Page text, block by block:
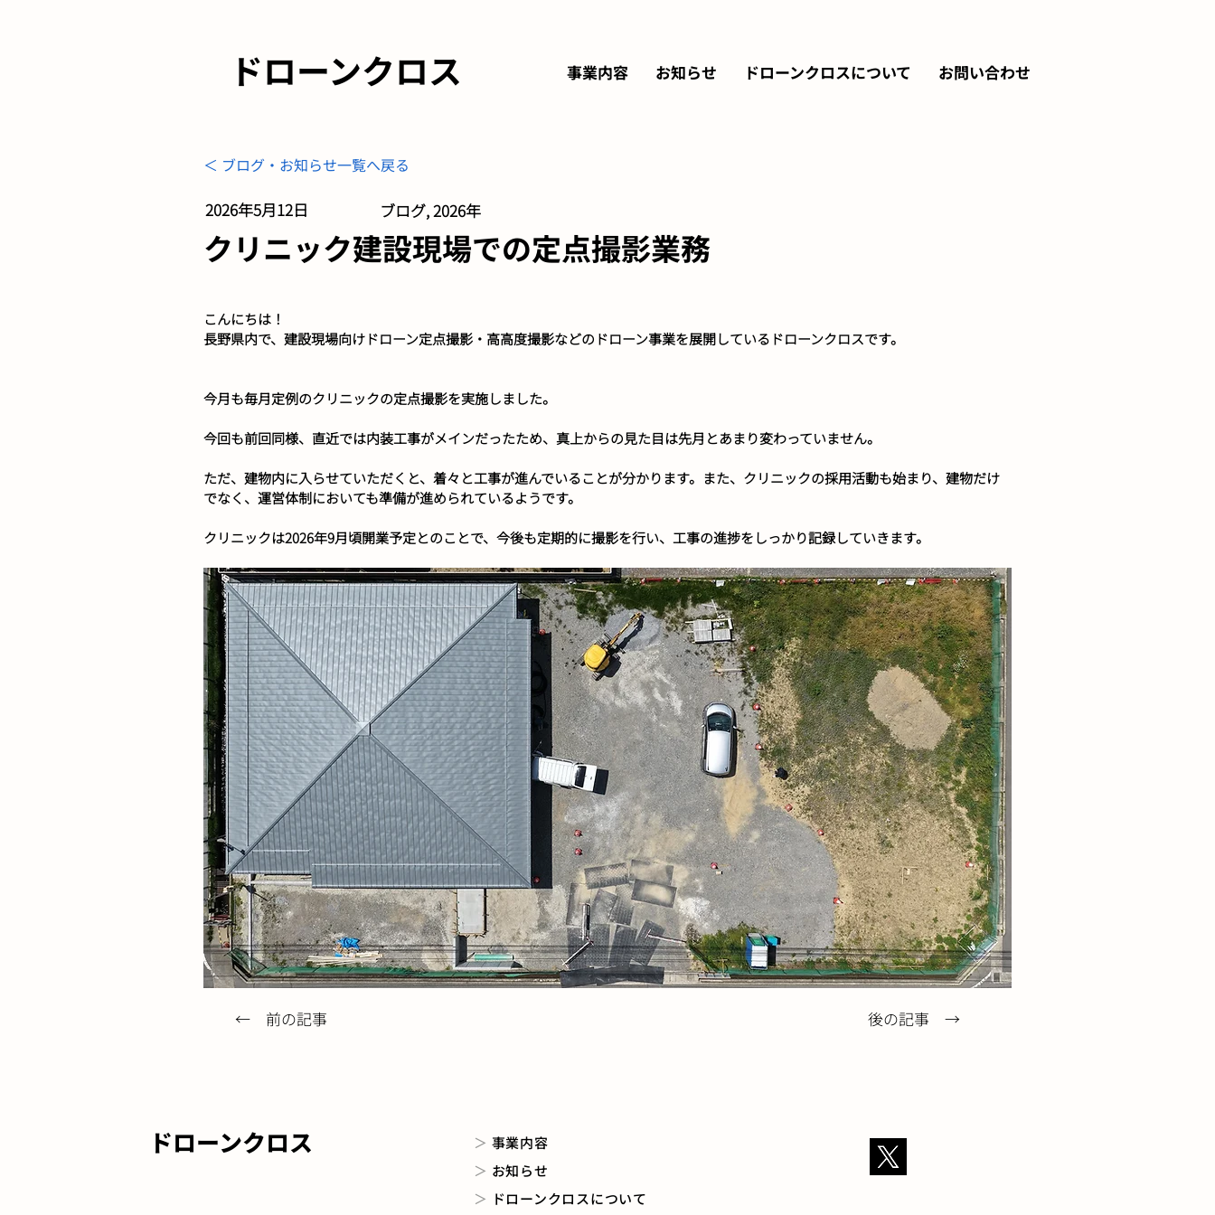
ドローンクロス 事業内容 お知らせ ドローンクロスについて お問い合わせ
＜ ブログ・お知らせ一覧へ戻る
2026年5月12日 ブログ, 2026年
クリニック建設現場での定点撮影業務
こんにちは！
長野県内で、建設現場向けドローン定点撮影・高高度撮影などのドローン事業を展開しているドローンクロスです。
今月も毎月定例のクリニックの定点撮影を実施しました。
今回も前回同様、直近では内装工事がメインだったため、真上からの見た目は先月とあまり変わっていません。
ただ、建物内に入らせていただくと、着々と工事が進んでいることが分かります。また、クリニックの採用活動も始まり、建物だけ
でなく、運営体制においても準備が進められているようです。
クリニックは2026年9月頃開業予定とのことで、今後も定期的に撮影を行い、工事の進捗をしっかり記録していきます。
← 前の記事 後の記事 →
ドローンクロス ＞ 事業内容
＞ お知らせ
＞ ドローンクロスについて